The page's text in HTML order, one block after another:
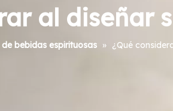
al diseñar
bebidas espirituosas » ¿Qué